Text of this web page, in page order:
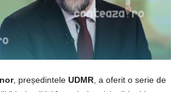
, președintele UDMR , a oferit o serie de